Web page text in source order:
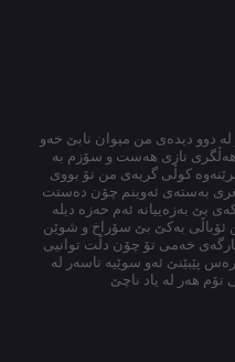
دوو دیدەی من میوان نابێ خەو
هەڵگری نازی هەست و سۆزم بە
کوڵی گریەی من تۆ بووی
بەستەی ئەوینم چۆن دەستت
بێ بەزەییانە ئەم حەزە دیلە
ئۆباڵی بەکێ بێ سۆراخ و شوێن
خەمی تۆ چۆن دڵت توانیی
پێبێنێ ئەو سوێیە تاسەر لە
تۆم هەر لە یاد ناچێ